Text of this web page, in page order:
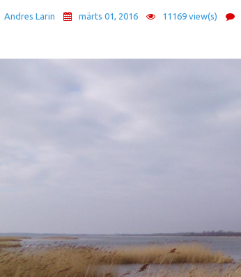
Andres Larin märts 01, 2016 11169 view(s)